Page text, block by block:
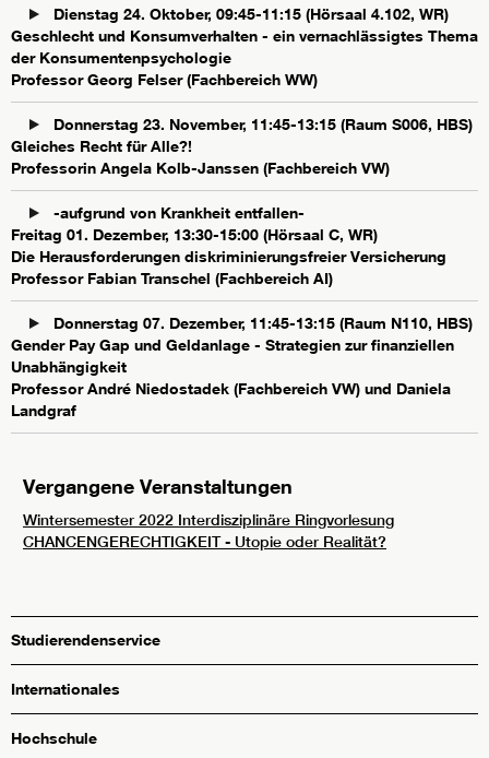
Dienstag 24. Oktober, 09:45-11:15 (Hörsaal 4.102, WR)
Geschlecht und Konsumverhalten - ein vernachlässigtes Thema
der Konsumentenpsychologie
Professor Georg Felser (Fachbereich WW)
Donnerstag 23. November, 11:45-13:15 (Raum S006, HBS)
Gleiches Recht für Alle?!
Professorin Angela Kolb-Janssen (Fachbereich VW)
-aufgrund von Krankheit entfallen-
Freitag 01. Dezember, 13:30-15:00 (Hörsaal C, WR)
Die Herausforderungen diskriminierungsfreier Versicherung
Professor Fabian Transchel (Fachbereich AI)
Donnerstag 07. Dezember, 11:45-13:15 (Raum N110, HBS)
Gender Pay Gap und Geldanlage - Strategien zur finanziellen
Unabhängigkeit
Professor André Niedostadek (Fachbereich VW) und Daniela
Landgraf
Vergangene Veranstaltungen
Wintersemester 2022 Interdisziplinäre Ringvorlesung
CHANCENGERECHTIGKEIT - Utopie oder Realität?
Studierendenservice
Internationales
Hochschule